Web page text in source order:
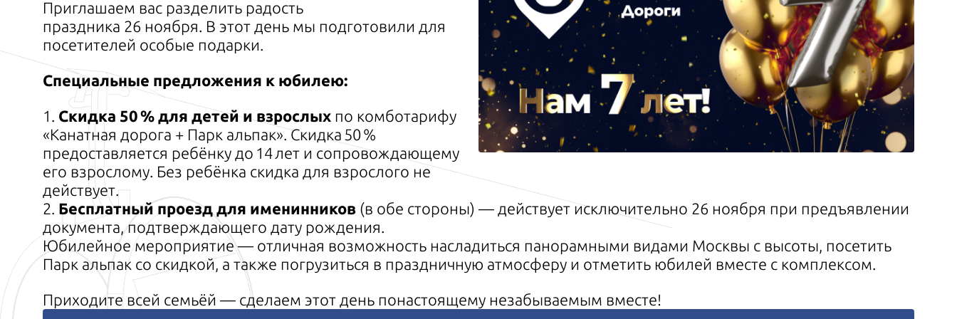
Приглашаем вас разделить радость
праздника 26 ноября. В этот день мы подготовили для
посетителей особые подарки.
Специальные предложения к юбилею:
1. Скидка 50 % для детей и взрослых по комботарифу
«Канатная дорога + Парк альпак». Скидка 50 %
предоставляется ребёнку до 14 лет и сопровождающему
его взрослому. Без ребёнка скидка для взрослого не
действует.
2. Бесплатный проезд для именинников (в обе стороны) — действует исключительно 26 ноября при предъявлении
документа, подтверждающего дату рождения.
Юбилейное мероприятие — отличная возможность насладиться панорамными видами Москвы с высоты, посетить
Парк альпак со скидкой, а также погрузиться в праздничную атмосферу и отметить юбилей вместе с комплексом.
Приходите всей семьёй — сделаем этот день понастоящему незабываемым вместе!